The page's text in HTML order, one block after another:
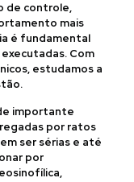
de controle,
mais
é fundamental
Com
estudamos a
importante
por ratos
ser sérias e até
por